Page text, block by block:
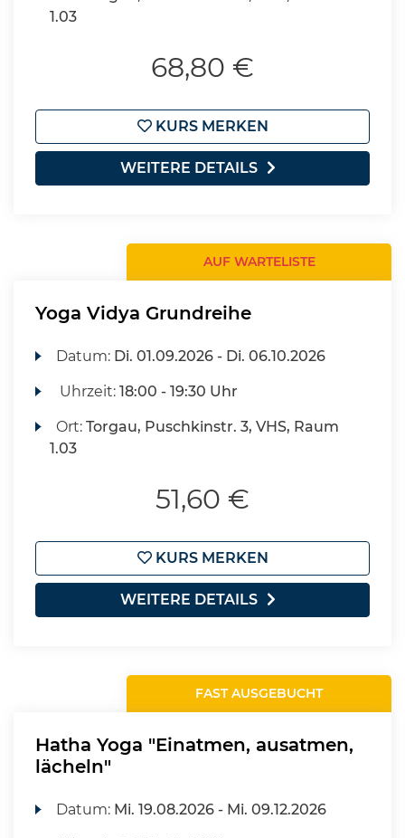
1.03
68,80 €
KURS MERKEN
WEITERE DETAILS
AUF WARTELISTE
Yoga Vidya Grundreihe
Datum: Di. 01.09.2026 - Di. 06.10.2026
Uhrzeit:18:00 - 19:30 Uhr
Ort:Torgau, Puschkinstr. 3, VHS, Raum
1.03
51,60 €
KURS MERKEN
WEITERE DETAILS
FAST AUSGEBUCHT
Hatha Yoga "Einatmen, ausatmen,
lächeln"
Datum: Mi. 19.08.2026 - Mi. 09.12.2026